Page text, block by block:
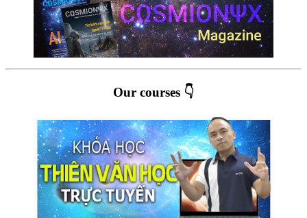
Our courses 👇